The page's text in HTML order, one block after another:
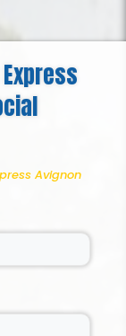
Avignon